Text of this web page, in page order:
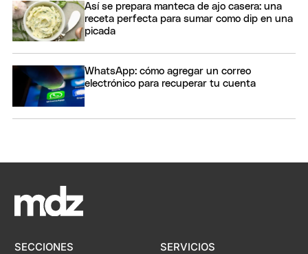
Así se prepara manteca de ajo casera: una
receta perfecta para sumar como dip en una
picada
WhatsApp: cómo agregar un correo
electrónico para recuperar tu cuenta
SECCIONES SERVICIOS